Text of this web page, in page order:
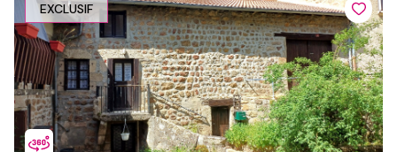
EXCLUSIF